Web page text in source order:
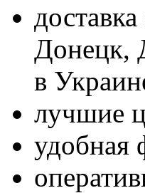
Донецк,
в
лучшие
удобная